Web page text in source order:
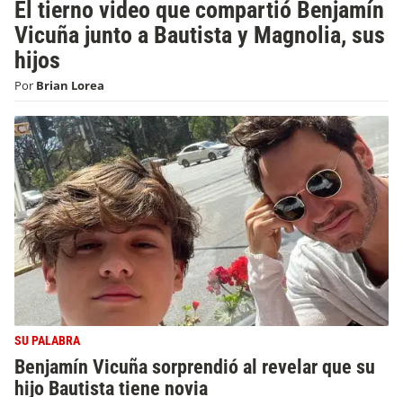
El tierno video que compartió Benjamín
Vicuña junto a Bautista y Magnolia, sus
hijos
Por Brian Lorea
SU PALABRA
Benjamín Vicuña sorprendió al revelar que su
hijo Bautista tiene novia